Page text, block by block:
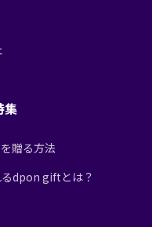
贈る方法
dpon giftとは？